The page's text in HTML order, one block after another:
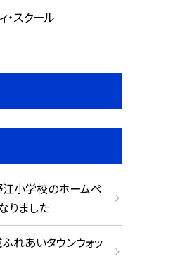
・スクール
小学校のホームペ
りました
れあいタウンウォッ